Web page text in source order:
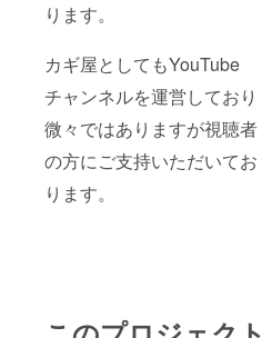
ります。
カギ屋としてもYouTube
チャンネルを運営しており
微々ではありますが視聴者
の方にご支持いただいてお
ります。